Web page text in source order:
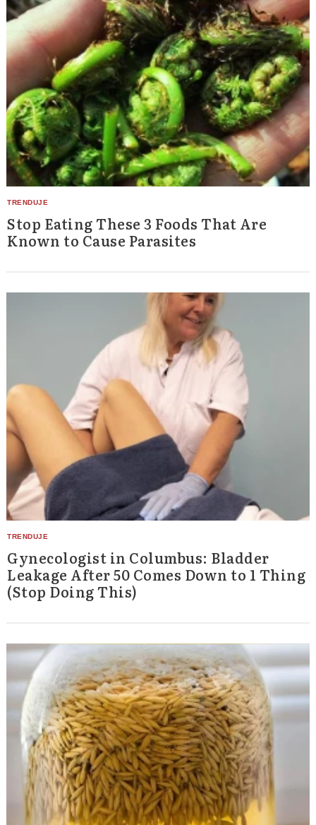
Stop Eating These 3 Foods That Are
Known to Cause Parasites
Gynecologist in Columbus: Bladder
Leakage After 50 Comes Down to 1 Thing
(Stop Doing This)